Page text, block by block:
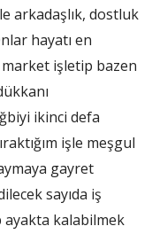
arkadaşlık, dostluk
hayatı en
market işletip bazen
ikinci defa
işle meşgul
gayret
sayıda iş
kalabilmek